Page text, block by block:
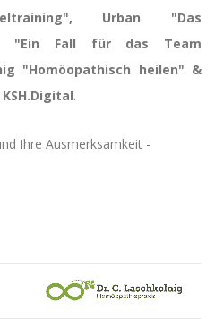
Urban "Das
"Ein Fall für das Team
"Homöopathisch heilen" &
.
Ihre Ausmerksamkeit -